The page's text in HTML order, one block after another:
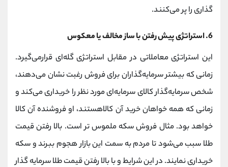
گذاری را پر می‌کنند.
6. استراتژی پیش رفتن با ساز مخالف یا معکوس
این استراتژی معاملاتی در مقابل استراتژی گله‌ای قرارمی‌گیرد.
زمانی که بیشتر سرمایه‌گذاران برای فروش رغبت نشان می‌دهند،
شخص سرمایه‌گذار کالای سرمایه‌ای مورد نظر را خریداری می‌کند و
زمانی که همه خواهان خرید آن کالاهستند، او فروشنده آن کالا
خواهد بود. مثال فروش سکه ملموس تر است. بالا رفتن قیمت
طلا سبب می‌شود تا مردم به سمت این بازار هجوم ببرند و سکه
خریداری نمایند. در این شرایط و با بالا رفتن قیمت طلا سرمایه گذار